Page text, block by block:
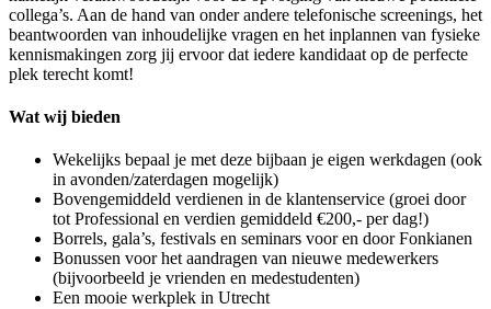
collega’s. Aan de hand van onder andere telefonische screenings, het
beantwoorden van inhoudelijke vragen en het inplannen van fysieke
kennismakingen zorg jij ervoor dat iedere kandidaat op de perfecte
plek terecht komt!
Wat wij bieden
Wekelijks bepaal je met deze bijbaan je eigen werkdagen (ook
in avonden/zaterdagen mogelijk)
Bovengemiddeld verdienen in de klantenservice (groei door
tot Professional en verdien gemiddeld €200,- per dag!)
Borrels, gala’s, festivals en seminars voor en door Fonkianen
Bonussen voor het aandragen van nieuwe medewerkers
(bijvoorbeeld je vrienden en medestudenten)
Een mooie werkplek in Utrecht